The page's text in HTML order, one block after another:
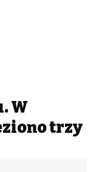
W
trzy